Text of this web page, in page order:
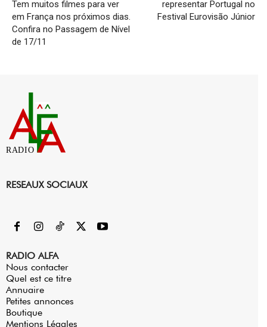
Tem muitos filmes para ver
em França nos próximos dias.
Confira no Passagem de Nível
de 17/11
representar Portugal no
Festival Eurovisão Júnior
RADIO
RESEAUX SOCIAUX
RADIO ALFA
Nous contacter
Quel est ce titre
Annuaire
Petites annonces
Boutique
Mentions Légales